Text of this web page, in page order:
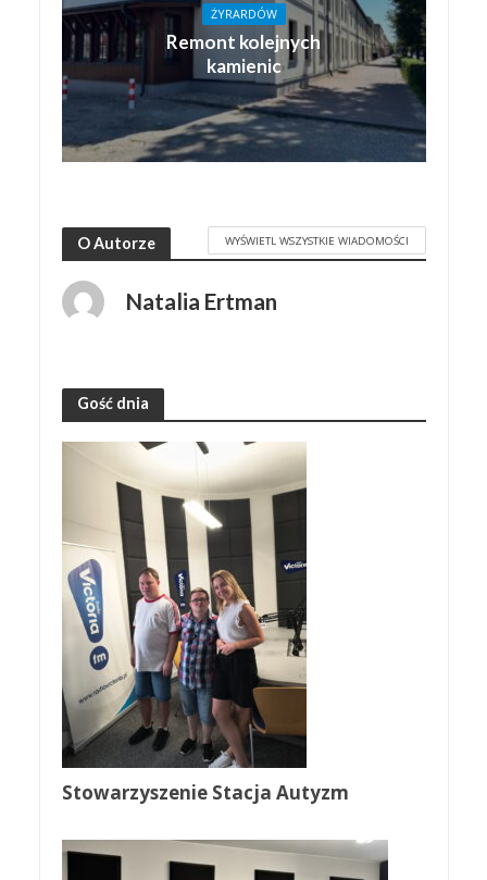
ŻYRARDÓW
Remont kolejnych
kamienic
O Autorze WYŚWIETL WSZYSTKIE WIADOMOŚCI
Natalia Ertman
Gość dnia
Stowarzyszenie Stacja Autyzm